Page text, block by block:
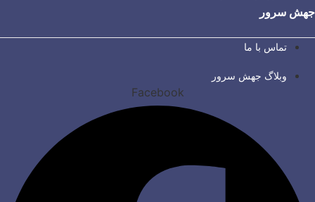
جهش سرور
تماس با ما
وبلاگ جهش سرور
Facebook